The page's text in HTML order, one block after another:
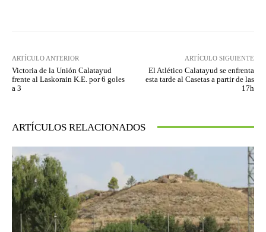
ARTÍCULO ANTERIOR
Victoria de la Unión Calatayud
frente al Laskorain K.E. por 6 goles
a 3
ARTÍCULO SIGUIENTE
El Atlético Calatayud se enfrenta
esta tarde al Casetas a partir de las
17h
ARTÍCULOS RELACIONADOS